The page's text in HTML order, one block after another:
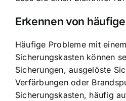
Erkennen von
Häufige Probleme mit
Sicherungskasten können
Sicherungen, ausgelöste
Verfärbungen oder
Sicherungskasten, häufig